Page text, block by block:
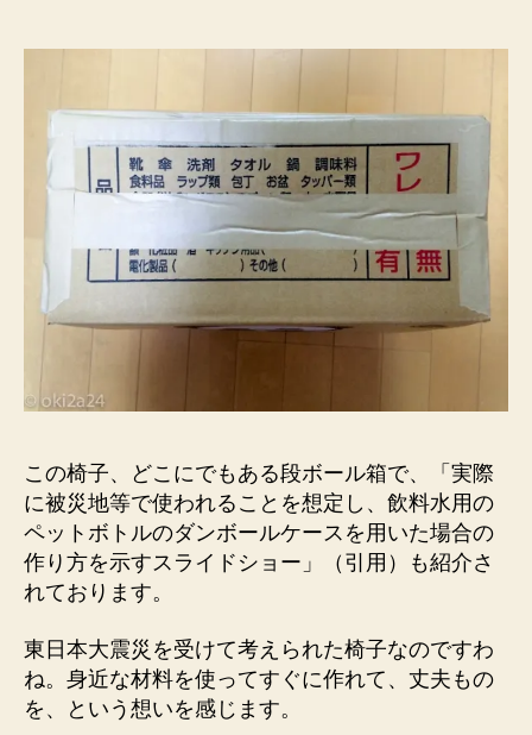
この椅子、どこにでもある段ボール箱で、「実際
に被災地等で使われることを想定し、飲料水用の
ペットボトルのダンボールケースを用いた場合の
作り方を示すスライドショー」（引用）も紹介さ
れております。
東日本大震災を受けて考えられた椅子なのですわ
ね。身近な材料を使ってすぐに作れて、丈夫もの
を、という想いを感じます。